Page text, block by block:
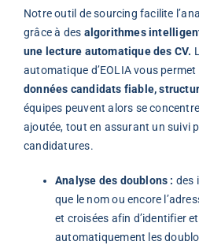
Notre outil de sourcing facilite
grâce à des algorithmes
une lecture automatique des CV.
automatique d’EOLIA vous
données candidats fiable,
équipes peuvent alors se
ajoutée, tout en assurant un suivi
candidatures.
Analyse des doublons : des
que le nom ou encore
et croisées afin d’identifier
automatiquement les